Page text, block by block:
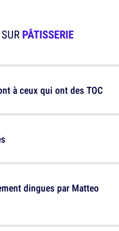
PÂTISSERIE
à ceux qui ont des TOC
dingues par Matteo